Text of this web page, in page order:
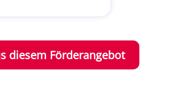
diesem Förderangebot